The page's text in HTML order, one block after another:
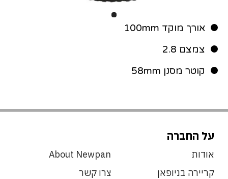
אורך מוקד 100mm
צמצם 2.8
קוטר מסנן 58mm
על החברה
אודות
About Newpan
קריירה בניופאן
צרו קשר